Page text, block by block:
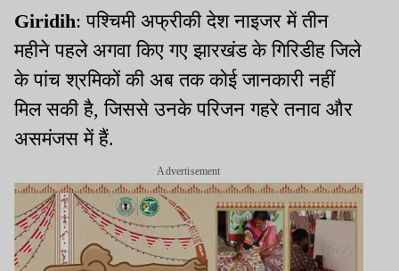
Giridih: पश्चिमी अफ्रीकी देश नाइजर में तीन
महीने पहले अगवा किए गए झारखंड के गिरिडीह जिले
के पांच श्रमिकों की अब तक कोई जानकारी नहीं
मिल सकी है, जिससे उनके परिजन गहरे तनाव और
असमंजस में हैं.
Advertisement